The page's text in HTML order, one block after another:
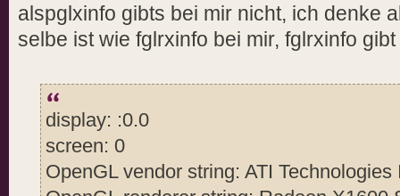
alspglxinfo gibts bei mir nicht, ich denke
selbe ist wie fglrxinfo bei mir, fglrxinfo
display: :0.0
screen: 0
OpenGL vendor string: ATI Technologies